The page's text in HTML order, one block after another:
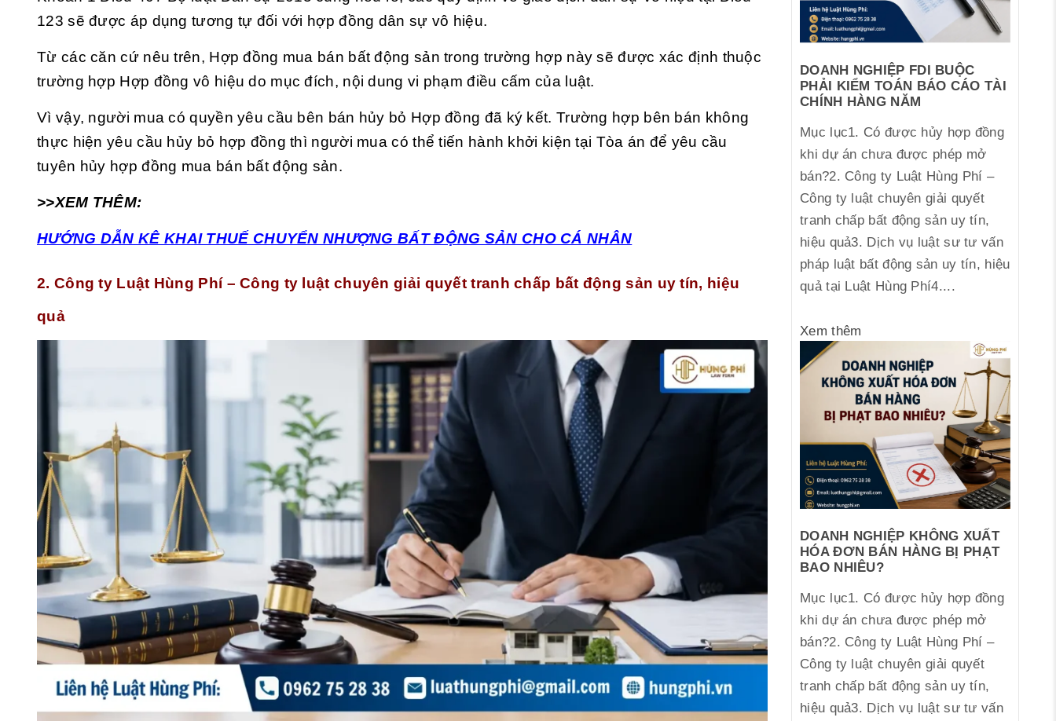
123 sẽ được áp dụng tương tự đối với hợp đồng dân sự vô hiệu.
Từ các căn cứ nêu trên, Hợp đồng mua bán bất động sản trong trường hợp này sẽ được xác định thuộc
trường hợp Hợp đồng vô hiệu do mục đích, nội dung vi phạm điều cấm của luật.
Vì vậy, người mua có quyền yêu cầu bên bán hủy bỏ Hợp đồng đã ký kết. Trường hợp bên bán không
thực hiện yêu cầu hủy bỏ hợp đồng thì người mua có thể tiến hành khởi kiện tại Tòa án để yêu cầu
tuyên hủy hợp đồng mua bán bất động sản.
>>XEM THÊM:
HƯỚNG DẪN KÊ KHAI THUẾ CHUYỂN NHƯỢNG BẤT ĐỘNG SẢN CHO CÁ NHÂN
2. Công ty Luật Hùng Phí – Công ty luật chuyên giải quyết tranh chấp bất động sản uy tín, hiệu
quả
DOANH NGHIỆP FDI BUỘC
PHẢI KIỂM TOÁN BÁO CÁO TÀI
CHÍNH HÀNG NĂM
Mục lục1. Có được hủy hợp đồng
khi dự án chưa được phép mở
bán?2. Công ty Luật Hùng Phí –
Công ty luật chuyên giải quyết
tranh chấp bất động sản uy tín,
hiệu quả3. Dịch vụ luật sư tư vấn
pháp luật bất động sản uy tín, hiệu
quả tại Luật Hùng Phí4....
Xem thêm
DOANH NGHIỆP KHÔNG XUẤT
HÓA ĐƠN BÁN HÀNG BỊ PHẠT
BAO NHIÊU?
Mục lục1. Có được hủy hợp đồng
khi dự án chưa được phép mở
bán?2. Công ty Luật Hùng Phí –
Công ty luật chuyên giải quyết
tranh chấp bất động sản uy tín,
hiệu quả3. Dịch vụ luật sư tư vấn